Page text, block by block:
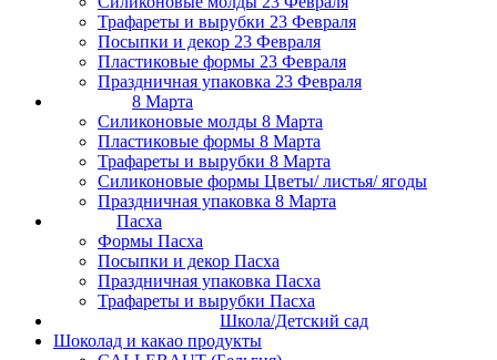
Трафареты и вырубки 23 Февраля
Посыпки и декор 23 Февраля
Пластиковые формы 23 Февраля
Праздничная упаковка 23 Февраля
8 Марта
Силиконовые молды 8 Марта
Пластиковые формы 8 Марта
Трафареты и вырубки 8 Марта
Силиконовые формы Цветы/ листья/ ягоды
Праздничная упаковка 8 Марта
Пасха
Формы Пасха
Посыпки и декор Пасха
Праздничная упаковка Пасха
Трафареты и вырубки Пасха
Школа/Детский сад
Шоколад и какао продукты